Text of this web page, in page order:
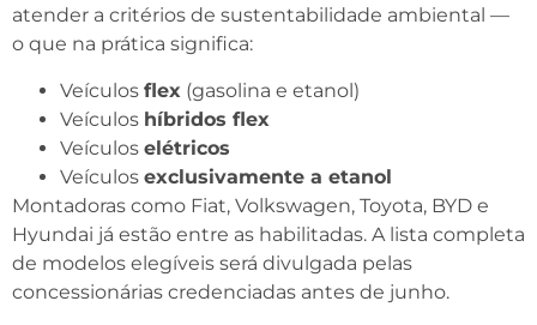
atender a critérios de sustentabilidade ambiental —
o que na prática significa:
Veículos flex (gasolina e etanol)
Veículos híbridos flex
Veículos elétricos
Veículos exclusivamente a etanol
Montadoras como Fiat, Volkswagen, Toyota, BYD e
Hyundai já estão entre as habilitadas. A lista completa
de modelos elegíveis será divulgada pelas
concessionárias credenciadas antes de junho.